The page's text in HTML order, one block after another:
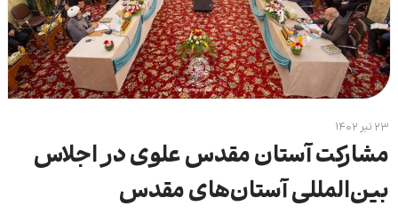
۲۳ تیر ۱۴۰۲
مشارکت آستان مقدس علوی در اجلاس
بین‌المللی آستان‌های مقدس